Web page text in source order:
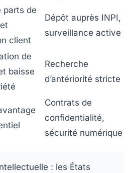
parts de
client
Dépôt auprès INPI,
surveillance active
de
baisse
Recherche
d’antériorité stricte
Contrats de
confidentialité,
sécurité numérique
: les États